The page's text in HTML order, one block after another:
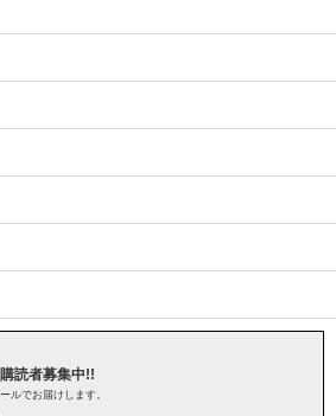
読者募集中!!
ルでお届けします。